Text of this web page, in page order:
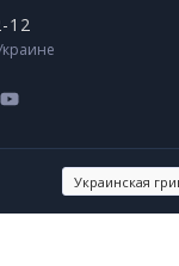
12